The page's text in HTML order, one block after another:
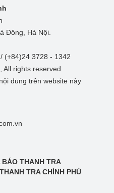
Đông, Hà Nội.
(+84)24 3728 - 1342
All rights reserved
dung trên website này
BÁO THANH TRA
TRA CHÍNH PHỦ